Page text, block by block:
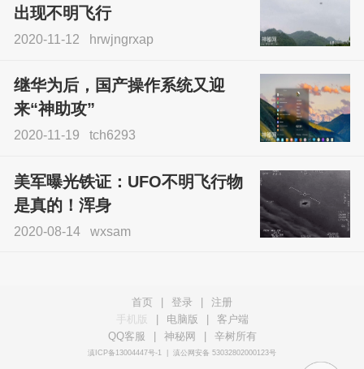
出现不明飞行
2020-11-12 hrwjngrxap
继华为后，国产操作系统又迎
来“神助攻”
2020-11-19 tch6293
美军曝光铁证：UFO不明飞行物
是真的！浑身
2020-08-14 wxsam
首页 登录
注册
手机版
电脑版
客户端
QQ客服
神秘网 辛树所有
滇ICP备13004447号-1 滇公网安备 53032802000123号